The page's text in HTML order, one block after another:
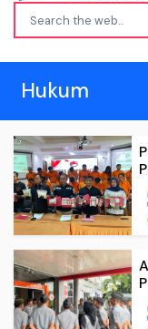
Hukum